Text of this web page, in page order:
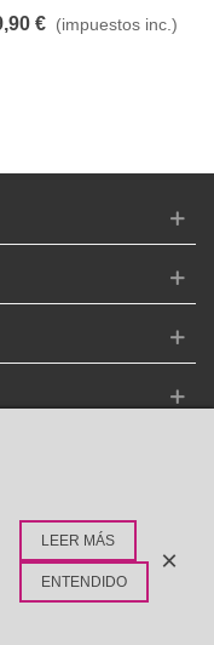
Pad Curvy
€ (impuestos inc.)
LEER MÁS
ENTENDIDO
×